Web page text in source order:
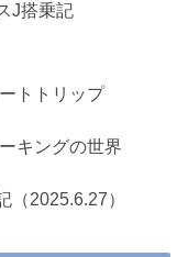
J搭乗記
トトリップ
キングの世界
2025.6.27）